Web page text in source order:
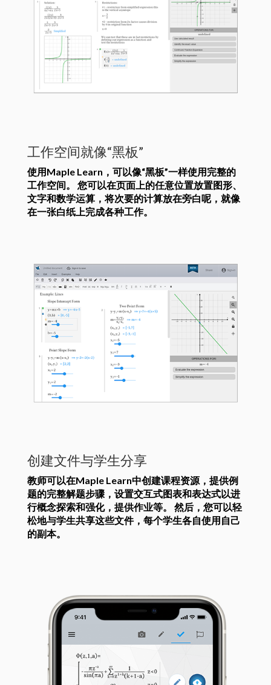
工作空间就像“黑板”
使用Maple Learn，可以像“黑板”一样使用完整的
工作空间。 您可以在页面上的任意位置放置图形、
文字和数学运算，将次要的计算放在旁白呢，就像
在一张白纸上完成各种工作。
创建文件与学生分享
教师可以在Maple Learn中创建课程资源，提供例
题的完整解题步骤，设置交互式图表和表达式以进
行概念探索和强化，提供作业等。 然后，您可以轻
松地与学生共享这些文件，每个学生各自使用自己
的副本。